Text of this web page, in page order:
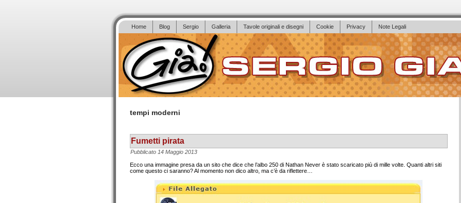
Home Blog Sergio Galleria Tavole originali e disegni Cookie Privacy Note Legali
tempi moderni
Fumetti pirata
Pubblicato 14 Maggio 2013
Ecco una immagine presa da un sito che dice che l’albo 250 di Nathan Never è stato scaricato più di mille volte. Quanti altri siti
come questo ci saranno? Al momento non dico altro, ma c’è da riflettere…